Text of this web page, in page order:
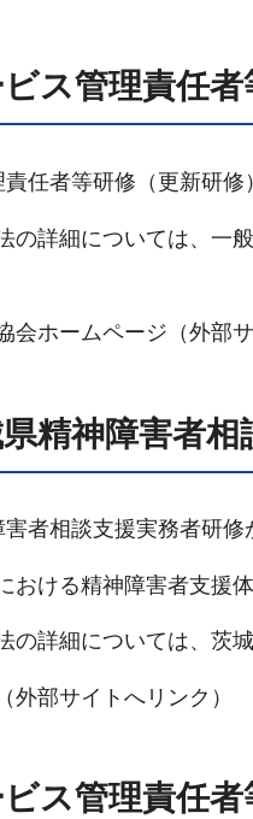
ス管理責任
任者等研修（更新研修
詳細については、一
ホームページ（外部サ
精神障害者
者相談支援実務者研修
ける精神障害者支援
詳細については、茨
外部サイトへリンク）
ス管理責任